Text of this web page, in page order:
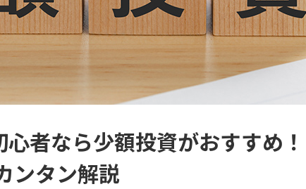
者なら少額投資がおすすめ
ンタン解説